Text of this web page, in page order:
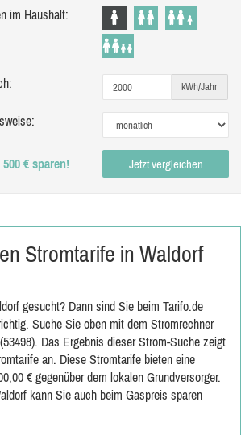
im Haushalt:
kWh/Jahr
€ sparen! Jetzt vergleichen
Stromtarife in Waldorf
gesucht? Dann sind Sie beim Tarifo.de
Suche Sie oben mit dem Stromrechner
Das Ergebnis dieser Strom-Suche zeigt
an. Diese Stromtarife bieten eine
€ gegenüber dem lokalen Grundversorger.
kann Sie auch beim Gaspreis sparen